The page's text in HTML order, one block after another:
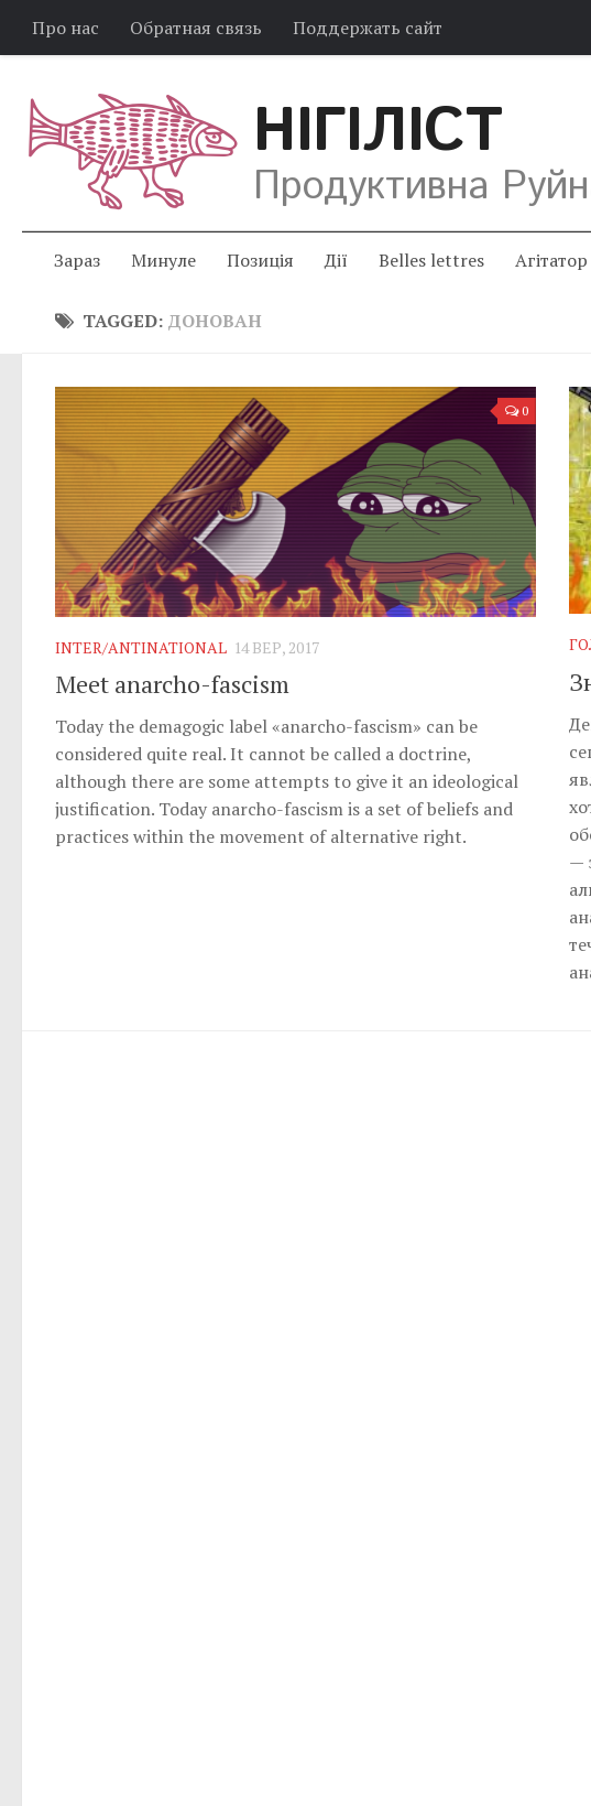
Про нас Обратная связь Поддержать сайт
НІГІЛІСТ
Продуктивна
Зараз Минуле Позиція Дії Belles lettres Агітатор
TAGGED: ДОНОВАН
0
INTER/ANTINATIONAL 14 ВЕР, 2017
Meet anarcho-fascism
Today the demagogic label «anarcho-fascism» can be
considered quite real. It cannot be called a doctrine,
although there are some attempts to give it an ideological
justification. Today anarcho-fascism is a set of beliefs and
practices within the movement of alternative right.
—